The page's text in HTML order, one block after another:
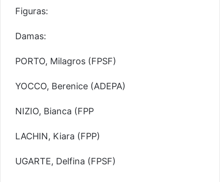
Figuras:
Damas:
PORTO, Milagros (FPSF)
YOCCO, Berenice (ADEPA)
NIZIO, Bianca (FPP
LACHIN, Kiara (FPP)
UGARTE, Delfina (FPSF)